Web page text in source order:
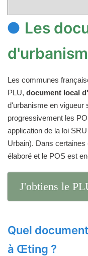
Les
Les communes
PLU, document local
d'urbanisme en vigueur
progressivement les
application de la loi
Urbain). Dans
élaboré et le POS est
J'obtiens le
Quel
à Œting ?